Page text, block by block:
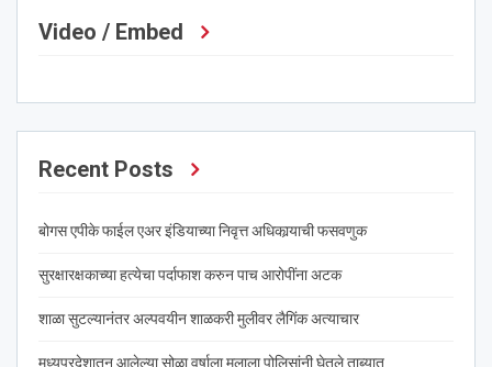
Video / Embed
Recent Posts
बोगस एपीके फाईल एअर इंडियाच्या निवृत्त अधिकार्‍याची फसवणुक
सुरक्षारक्षकाच्या हत्येचा पर्दाफाश करुन पाच आरोपींना अटक
शाळा सुटल्यानंतर अल्पवयीन शाळकरी मुलीवर लैगिंक अत्याचार
मध्यप्रदेशातून आलेल्या सोळा वर्षाला मुलाला पोलिसांनी घेतले ताब्यात